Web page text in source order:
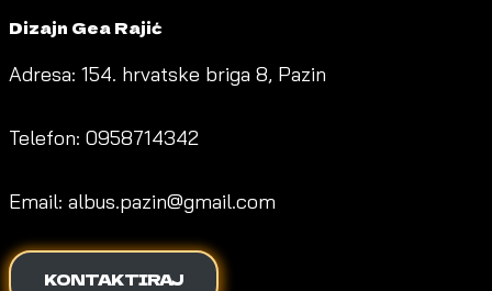
Dizajn Gea Rajić
Adresa: 154. hrvatske briga 8, Pazin
Telefon: 0958714342
Email: albus.pazin@gmail.com
KONTAKTIRAJ